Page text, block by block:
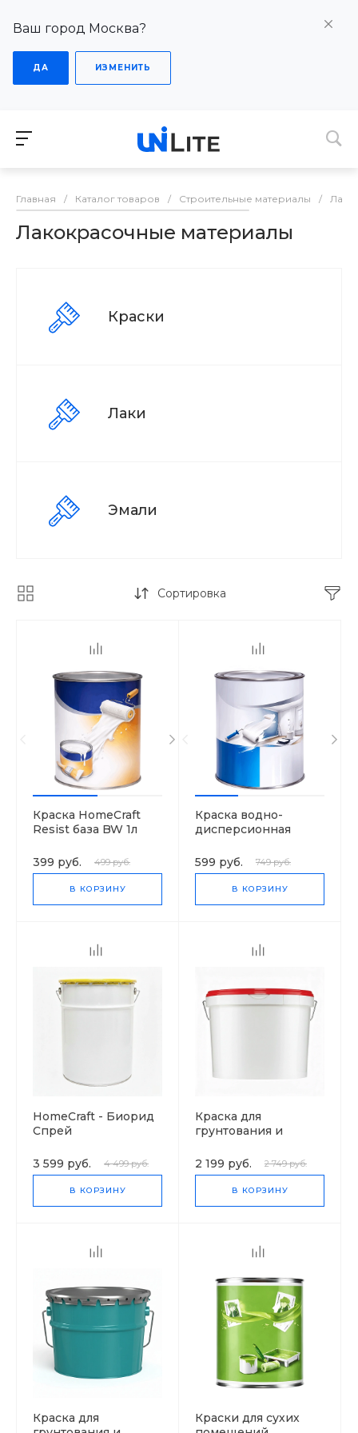
Ваш город Москва?
ДА ИЗМЕНИТЬ
Главная / Каталог товаров / Строительные материалы /
Лакокрасочные материалы
Краски
Лаки
Эмали
Сортировка
Краска HomeCraft
Resist база BW 1л
399 руб. 499 руб.
В КОРЗИНУ
Краска водно-
дисперсионная
белый 1 л
599 руб. 749 руб.
В КОРЗИНУ
HomeCraft - Биорид
Спрей
3 599 руб. 4 499 руб.
В КОРЗИНУ
Краска для
грунтования и
Argentum 20
2 199 руб. 2 749 руб.
В КОРЗИНУ
Краска для
Краски для сухих